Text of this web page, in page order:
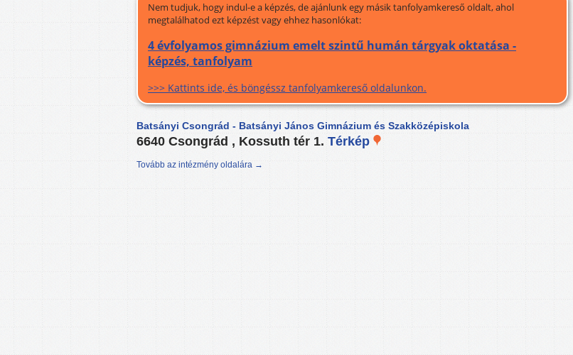
Nem tudjuk, hogy indul-e a képzés, de ajánlunk egy másik tanfolyamkereső oldalt, ahol
megtalálhatod ezt képzést vagy ehhez hasonlókat:
4 évfolyamos gimnázium emelt szintű humán tárgyak oktatása -
képzés, tanfolyam
>>> Kattints ide, és böngéssz tanfolyamkereső oldalunkon.
Batsányi Csongrád - Batsányi János Gimnázium és Szakközépiskola
6640 Csongrád , Kossuth tér 1. Térkép
Tovább az intézmény oldalára →